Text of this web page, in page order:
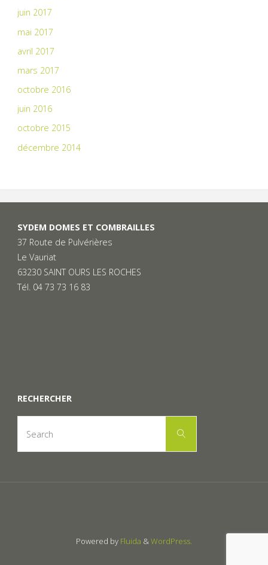
juin 2017
mai 2017
avril 2017
mars 2017
octobre 2016
juin 2016
octobre 2015
décembre 2014
SYDEM DOMES ET COMBRAILLES
37 Route de Pulvérières
Le Vauriat
63230 SAINT OURS LES ROCHES
Tél. 04 73 73 16 83
RECHERCHER
Search
Powered by Fluida &WordPress.